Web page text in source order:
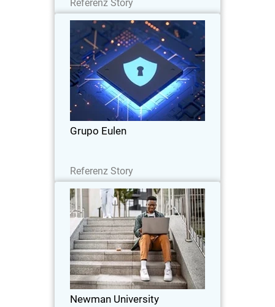
Referenz Story
Grupo Eulen
Referenz Story
Grupo Eulen
EULEN Securidad entscheidet sich für
WatchGuard Orion als Plattform für die
intelligente Bedrohungssuche
Newman University
Newman University
Universitäten sind ein Hauptziel von
Ransomware. Der CIO der Newman
University CIO wollte die
Cybersicherheitsumgebung der
Universität aber noch aus weiteren